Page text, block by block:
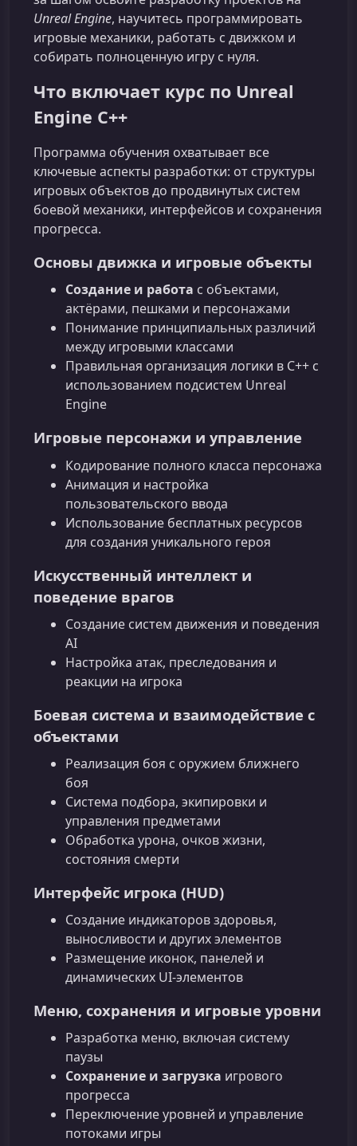
Unreal Engine, научитесь программировать
игровые механики, работать с движком и
собирать полноценную игру с нуля.
Что включает курс по Unreal
Engine C++
Программа обучения охватывает все
ключевые аспекты разработки: от структуры
игровых объектов до продвинутых систем
боевой механики, интерфейсов и сохранения
прогресса.
Основы движка и игровые объекты
Создание и работа с объектами,
актёрами, пешками и персонажами
Понимание принципиальных различий
между игровыми классами
Правильная организация логики в C++ с
использованием подсистем Unreal
Engine
Игровые персонажи и управление
Кодирование полного класса персонажа
Анимация и настройка
пользовательского ввода
Использование бесплатных ресурсов
для создания уникального героя
Искусственный интеллект и
поведение врагов
Создание систем движения и поведения
AI
Настройка атак, преследования и
реакции на игрока
Боевая система и взаимодействие с
объектами
Реализация боя с оружием ближнего
боя
Система подбора, экипировки и
управления предметами
Обработка урона, очков жизни,
состояния смерти
Интерфейс игрока (HUD)
Создание индикаторов здоровья,
выносливости и других элементов
Размещение иконок, панелей и
динамических UI-элементов
Меню, сохранения и игровые уровни
Разработка меню, включая систему
паузы
Сохранение и загрузка игрового
прогресса
Переключение уровней и управление
потоками игры